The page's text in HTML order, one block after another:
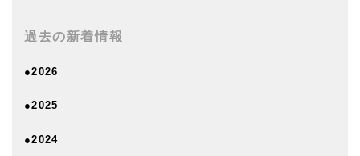
過去の新着情報
●2026
●2025
●2024